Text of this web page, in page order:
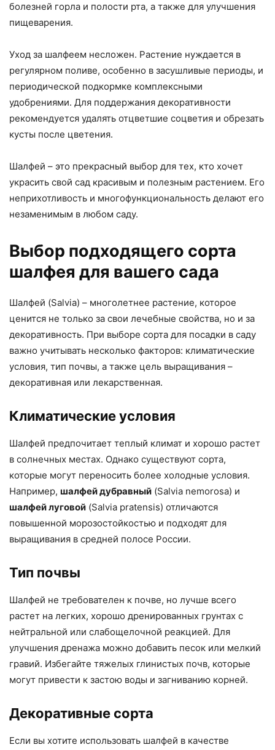
болезней горла и полости рта, а также для улучшения
пищеварения.
Уход за шалфеем несложен. Растение нуждается в
регулярном поливе, особенно в засушливые периоды, и
периодической подкормке комплексными
удобрениями. Для поддержания декоративности
рекомендуется удалять отцветшие соцветия и обрезать
кусты после цветения.
Шалфей – это прекрасный выбор для тех, кто хочет
украсить свой сад красивым и полезным растением. Его
неприхотливость и многофункциональность делают его
незаменимым в любом саду.
Выбор подходящего сорта
шалфея для вашего сада
Шалфей (Salvia) – многолетнее растение, которое
ценится не только за свои лечебные свойства, но и за
декоративность. При выборе сорта для посадки в саду
важно учитывать несколько факторов: климатические
условия, тип почвы, а также цель выращивания –
декоративная или лекарственная.
Климатические условия
Шалфей предпочитает теплый климат и хорошо растет
в солнечных местах. Однако существуют сорта,
которые могут переносить более холодные условия.
Например, шалфей дубравный (Salvia nemorosa) и
шалфей луговой (Salvia pratensis) отличаются
повышенной морозостойкостью и подходят для
выращивания в средней полосе России.
Тип почвы
Шалфей не требователен к почве, но лучше всего
растет на легких, хорошо дренированных грунтах с
нейтральной или слабощелочной реакцией. Для
улучшения дренажа можно добавить песок или мелкий
гравий. Избегайте тяжелых глинистых почв, которые
могут привести к застою воды и загниванию корней.
Декоративные сорта
Если вы хотите использовать шалфей в качестве